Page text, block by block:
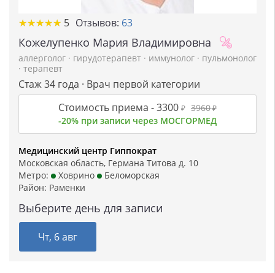
★★★★★
★★★★★ 5 Отзывов: 63
Кожелупенко Мария Владимировна
аллерголог · гирудотерапевт · иммунолог · пульмонолог
· терапевт
Стаж 34 года · Врач первой категории
Стоимость приема -3300 ₽ 3960₽
-20% при записи через МОСГОРМЕД
Медицинский центр Гиппократ
Московская область, Германа Титова д. 10
Метро:
Ховрино
Беломорская
Район: Раменки
Выберите день для записи
Чт, 6 авг